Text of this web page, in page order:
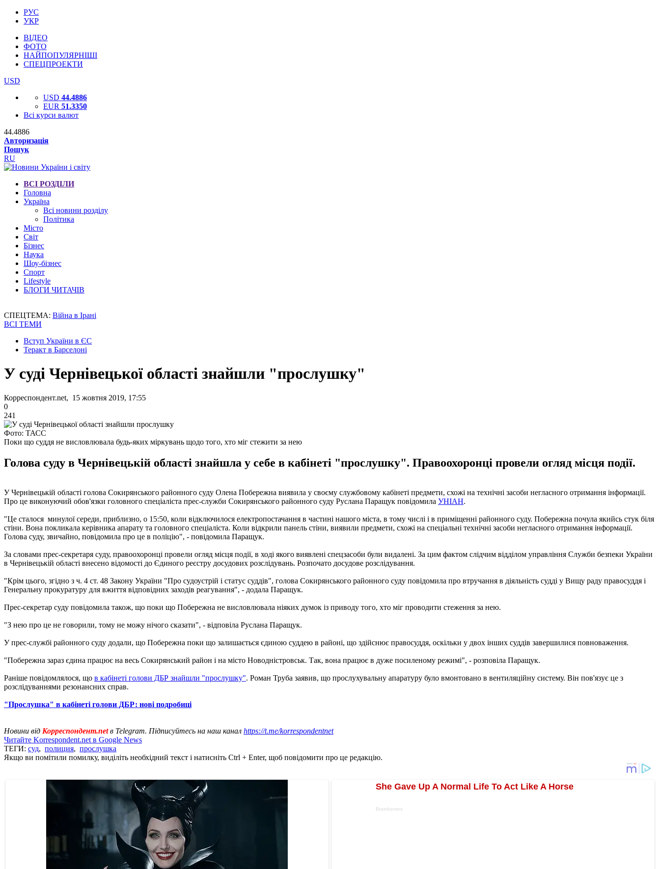
РУС
УКР
ВІДЕО
ФОТО
НАЙПОПУЛЯРНІШІ
СПЕЦПРОЕКТИ
USD
USD 44.4886
EUR 51.3350
Всі курси валют
44.4886
Авторизація
Пошук
RU
ВСІ РОЗДІЛИ
Головна
Україна
Всі новини розділу
Політика
Місто
Світ
Бізнес
Наука
Шоу-бізнес
Спорт
Lifestyle
БЛОГИ ЧИТАЧІВ
СПЕЦТЕМА: Війна в Ірані
ВСІ ТЕМИ
Вступ України в ЄС
Теракт в Барселоні
У суді Чернівецької області знайшли "прослушку"
Корреспондент.net, 15 жовтня 2019, 17:55
0
241
Фото: ТАСС
Поки що суддя не висловлювала будь-яких міркувань щодо того, хто міг стежити за нею
Голова суду в Чернівецькій області знайшла у себе в кабінеті "прослушку". Правоохоронці провели огляд місця події.
У Чернівецькій області голова Сокирянського районного суду Олена Побережна виявила у своєму службовому кабінеті предмети, схожі на технічні засоби негласного отримання інформації.
Про це виконуючий обов'язки головного спеціаліста прес-служби Сокирянського районного суду Руслана Паращук повідомила УНІАН.
"Це сталося минулої середи, приблизно, о 15:50, коли відключилося електропостачання в частині нашого міста, в тому числі і в приміщенні районного суду. Побережна почула якийсь стук біля
стіни. Вона покликала керівника апарату та головного спеціаліста. Коли відкрили панель стіни, виявили предмети, схожі на спеціальні технічні засоби негласного отримання інформації.
Голова суду, звичайно, повідомила про це в поліцію", - повідомила Паращук.
За словами прес-секретаря суду, правоохоронці провели огляд місця події, в ході якого виявлені спецзасоби були видалені. За цим фактом слідчим відділом управління Служби безпеки України
в Чернівецькій області внесено відомості до Єдиного реєстру досудових розслідувань. Розпочато досудове розслідування.
"Крім цього, згідно з ч. 4 ст. 48 Закону України "Про судоустрій і статус суддів", голова Сокирянського районного суду повідомила про втручання в діяльність судді у Вищу раду правосуддя і
Генеральну прокуратуру для вжиття відповідних заходів реагування", - додала Паращук.
Прес-секретар суду повідомила також, що поки що Побережна не висловлювала ніяких думок із приводу того, хто міг проводити стеження за нею.
"З нею про це не говорили, тому не можу нічого сказати", - відповіла Руслана Паращук.
У прес-службі районного суду додали, що Побережна поки що залишається єдиною суддею в районі, що здійснює правосуддя, оскільки у двох інших суддів завершилися повноваження.
"Побережна зараз єдина працює на весь Сокирянський район і на місто Новодністровськ. Так, вона працює в дуже посиленому режимі", - розповіла Паращук.
Раніше повідомлялося, що в кабінеті голови ДБР знайшли "прослушку". Роман Труба заявив, що прослухувальну апаратуру було вмонтовано в вентиляційну систему. Він пов'язує це з
розслідуваннями резонансних справ.
"Прослушка" в кабінеті голови ДБР: нові подробиці
Новини від Корреспондент.netв Telegram. Підписуйтесь на наш канал https://t.me/korrespondentnet
Читайте Korrespondent.net в Google News
ТЕГИ: суд, полиция, прослушка
Якщо ви помітили помилку, виділіть необхідний текст і натисніть Ctrl + Enter, щоб повідомити про це редакцію.